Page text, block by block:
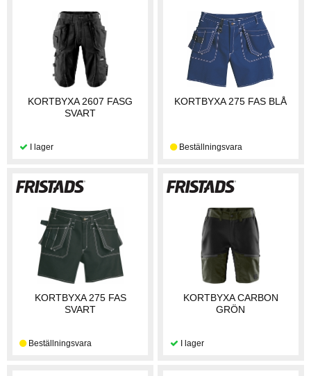
KORTBYXA 2607 FASG
SVART
KORTBYXA 275 FAS BLÅ
KORTBYXA 275 FAS
SVART
KORTBYXA CARBON
GRÖN